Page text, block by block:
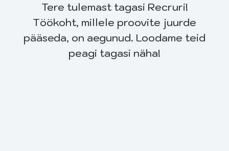
Tere tulemast tagasi Recruri!
Töökoht, millele proovite juurde
pääseda, on aegunud. Loodame teid
peagi tagasi näha!